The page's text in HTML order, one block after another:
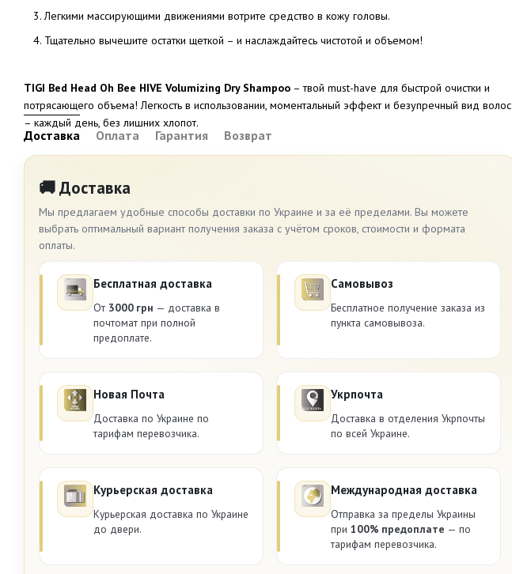
Легкими массирующими движениями вотрите средство в кожу головы.
Тщательно вычешите остатки щеткой – и наслаждайтесь чистотой и объемом!
TIGI Bed Head Oh Bee HIVE Volumizing Dry Shampoo – твой must-have для быстрой очистки и
потрясающего объема! Легкость в использовании, моментальный эффект и безупречный вид волос
– каждый день, без лишних хлопот.
Доставка Оплата Гарантия Возврат
🚚 Доставка
Мы предлагаем удобные способы доставки по Украине и за её пределами. Вы можете
выбрать оптимальный вариант получения заказа с учётом сроков, стоимости и формата
оплаты.
Бесплатная доставка
От 3000 грн — доставка в
почтомат при полной
предоплате.
Самовывоз
Бесплатное получение заказа из
пункта самовывоза.
Новая Почта
Доставка по Украине по
тарифам перевозчика.
Укрпочта
Доставка в отделения Укрпочты
по всей Украине.
Курьерская доставка
Курьерская доставка по Украине
до двери.
Международная доставка
Отправка за пределы Украины
при 100% предоплате — по
тарифам перевозчика.